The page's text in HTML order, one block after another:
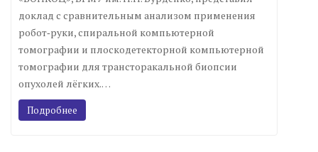
доклад с сравнительным анализом применения
робот‑руки, спиральной компьютерной
томографии и плоскодетекторной компьютерной
томографии для трансторакальной биопсии
опухолей лёгких.…
Подробнее